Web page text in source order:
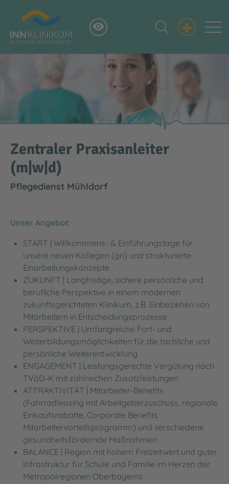
+
Zentraler Praxisanleiter
(m|w|d)
Pflegedienst Mühldorf
Unser Angebot
START | Willkommens- & Einführungstage für
unsere neuen Kollegen (gn) und strukturierte
Einarbeitungskonzepte
ZUKUNFT | Langfristige, sichere persönliche und
berufliche Perspektive in einem modernen
zukunftsgerichteten Klinikum, z.B. Einbeziehen von
Mitarbeitern in Entscheidungsprozesse
PERSPEKTIVE | Umfangreiche Fort- und
Weiterbildungsmöglichkeiten für die fachliche und
persönliche Weiterentwicklung
ENGAGEMENT | Leistungsgerechte Vergütung nach
TVöD-K mit zahlreichen Zusatzleistungen
ATTRAKTIVITÄT | Mitarbeiter-Benefits
(Fahrradleasing mit Arbeitgeberzuschuss, regionale
Einkaufsrabatte, Corporate Benefits
Mitarbeitervorteilsprogramm) und verschiedene
gesundheitsfördernde Maßnahmen
BALANCE | Region mit hohem Freizeitwert und guter
Infrastruktur für Schule und Familie im Herzen der
Metropolregionen Oberbayerns